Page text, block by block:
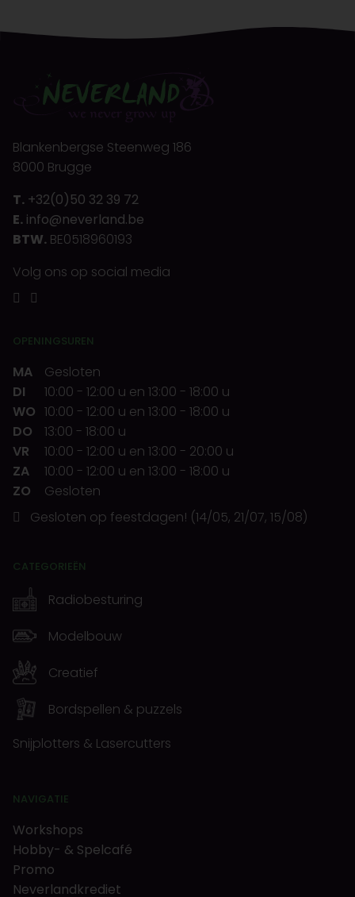
Blankenbergse Steenweg 186
8000 Brugge
T. +32(0)50 32 39 72
E. info@neverland.be
BTW. BE0518960193
Volg ons op social media
OPENINGSUREN
MA
Gesloten
DI
10:00 - 12:00 u en 13:00 - 18:00 u
WO 10:00 - 12:00 u en 13:00 - 18:00 u
DO
13:00 - 18:00 u
VR
10:00 - 12:00 u en 13:00 - 20:00 u
ZA
10:00 - 12:00 u en 13:00 - 18:00 u
ZO
Gesloten
Gesloten op feestdagen! (14/05, 21/07, 15/08)
CATEGORIEËN
Radiobesturing
Modelbouw
Creatief
Bordspellen & puzzels
Snijplotters & Lasercutters
NAVIGATIE
Workshops
Hobby- & Spelcafé
Promo
Neverlandkrediet